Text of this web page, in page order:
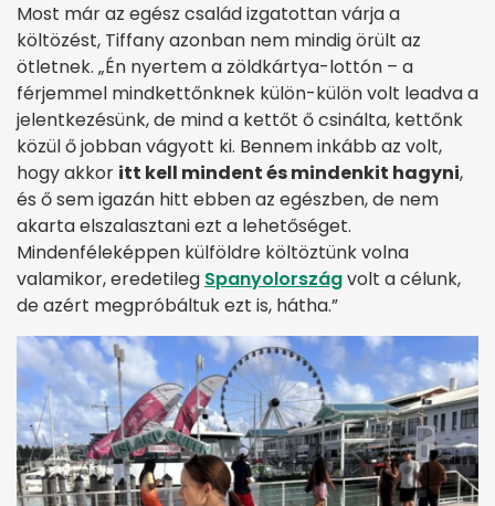
Most már az egész család izgatottan várja a
költözést, Tiffany azonban nem mindig örült az
ötletnek. „Én nyertem a zöldkártya-lottón – a
férjemmel mindkettőnknek külön-külön volt leadva a
jelentkezésünk, de mind a kettőt ő csinálta, kettőnk
közül ő jobban vágyott ki. Bennem inkább az volt,
hogy akkor itt kell mindent és mindenkit hagyni,
és ő sem igazán hitt ebben az egészben, de nem
akarta elszalasztani ezt a lehetőséget.
Mindenféleképpen külföldre költöztünk volna
valamikor, eredetileg Spanyolországvolt a célunk,
de azért megpróbáltuk ezt is, hátha.”